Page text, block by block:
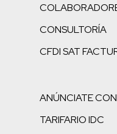
CONSULTORÍA
CFDI SAT
ANÚNCIATE
TARIFARIO IDC